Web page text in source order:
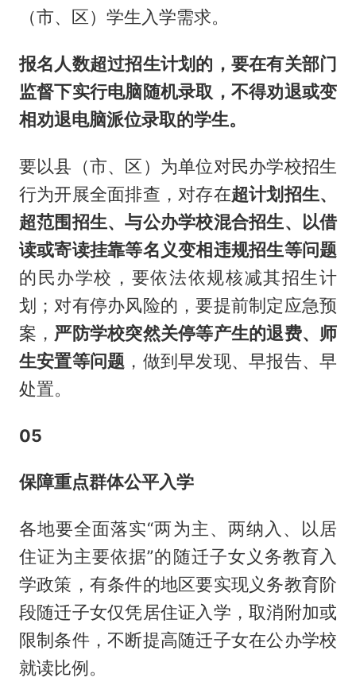
（市、区）学生入学需求。
报名人数超过招生计划的，要在有关部门
监督下实行电脑随机录取，不得劝退或变
相劝退电脑派位录取的学生。
要以县（市、区）为单位对民办学校招生
行为开展全面排查，对存在超计划招生、
超范围招生、与公办学校混合招生、以借
读或寄读挂靠等名义变相违规招生等问题
的民办学校，要依法依规核减其招生计
划；对有停办风险的，要提前制定应急预
案， 严防学校突然关停等产生的退费、师
生安置等问题 ，做到早发现、早报告、早
处置。
05
保障重点群体公平入学
各地要全面落实“两为主、两纳入、以居
住证为主要依据”的随迁子女义务教育入
学政策，有条件的地区要实现义务教育阶
段随迁子女仅凭居住证入学，取消附加或
限制条件，不断提高随迁子女在公办学校
就读比例。